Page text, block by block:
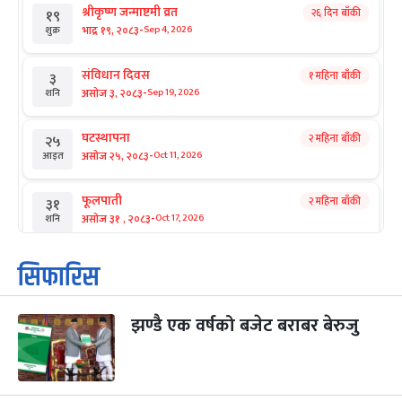
१९
शुक्र
श्रीकृष्ण जन्माष्टमी व्रत
भाद्र १९, २०८३-Sep 4, 2026
२६ दिन बाँकी
३
शनि
संविधान दिवस
असोज ३, २०८३-Sep 19, 2026
१ महिना बाँकी
२५
आइत
घटस्थापना
असोज २५, २०८३-Oct 11, 2026
२ महिना बाँकी
३१
शनि
फूलपाती
असोज ३१ , २०८३-Oct 17, 2026
२ महिना बाँकी
१
आइत
कार्तिक सङ्क्रान्ति
कार्तिक १, २०८३
३
मंगल
महानवमी
कार्तिक ३, २०८३
२ महिना बाँकी
४
सिफारिस
झण्डै एक वर्षको बजेट बराबर बेरुजु